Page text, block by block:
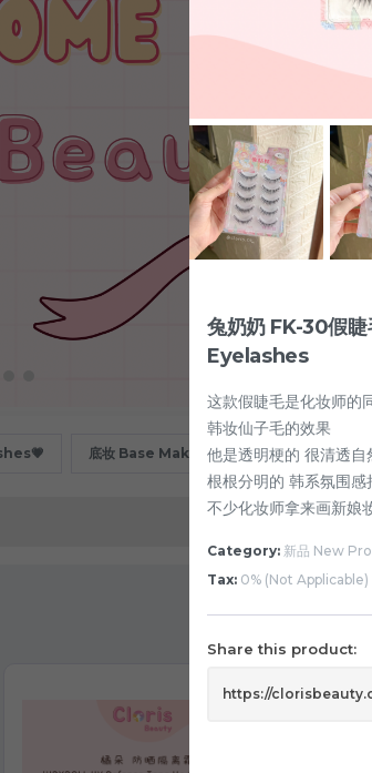
底妆 Base Makeup💗 遮瑕
兔奶奶 FK-30假
Eyelashes
这款假睫毛是化妆师的同
韩妆仙子毛的效果
他是透明梗的 很清透
根根分明的 韩系氛围感
不少化妆师拿来画新娘
Category: 新品 New
Tax: 0% (Not Applicable)
Share this product: